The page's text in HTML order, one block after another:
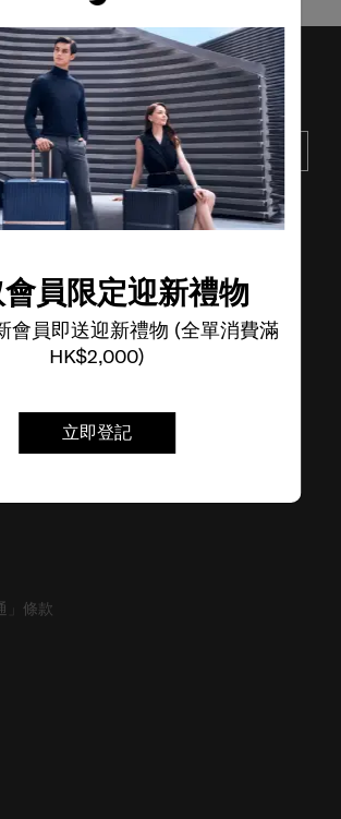
員限定迎新禮物
會員即送迎新禮物 (全單消費滿
HK$2,000)
立即登記
接收SAMSONITE的最新消息
提交
了解其他品牌
」條款